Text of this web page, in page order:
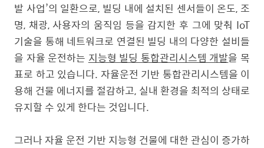
발 사업’의 일환으로, 빌딩 내에 설치된 센서들이 온도, 조
명, 채광, 사용자의 움직임 등을 감지한 후 그에 맞춰 IoT
기술을 통해 네트워크로 연결된 빌딩 내의 다양한 설비들
을 자율 운전하는 지능형 빌딩 통합관리시스템 개발을 목
표로 하고 있습니다. 자율운전 기반 통합관리시스템을 이
용해 건물 에너지를 절감하고, 실내 환경을 최적의 상태로
유지할 수 있게 한다는 것입니다.
그러나 자율 운전 기반 지능형 건물에 대한 관심이 증가하